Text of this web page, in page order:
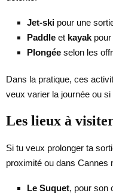
Jet-ski pour une
Paddle et kayak
Plongée selon les
Dans la pratique, ces
veux varier la journée ou
Les lieux à
Si tu veux prolonger ta
proximité ou dans Cannes
Le Suquet, pour son